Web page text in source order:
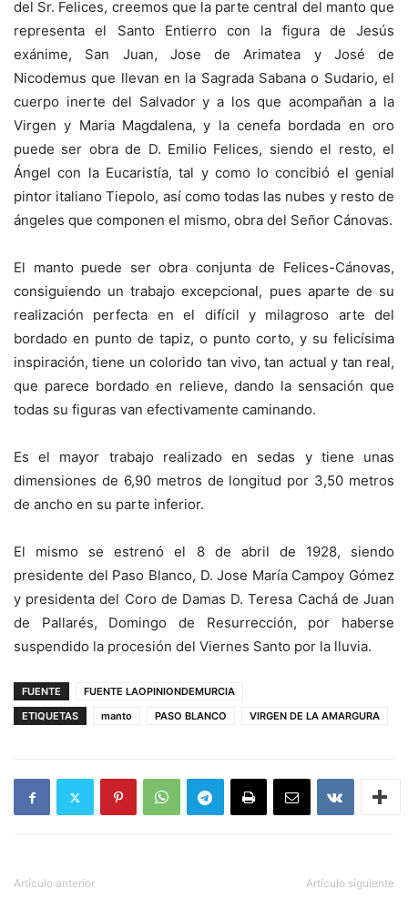
del Sr. Felices, creemos que la parte central del manto que
representa el Santo Entierro con la figura de Jesús
exánime, San Juan, Jose de Arimatea y José de
Nicodemus que llevan en la Sagrada Sabana o Sudario, el
cuerpo inerte del Salvador y a los que acompañan a la
Virgen y Maria Magdalena, y la cenefa bordada en oro
puede ser obra de D. Emilio Felices, siendo el resto, el
Ángel con la Eucaristía, tal y como lo concibió el genial
pintor italiano Tiepolo, así como todas las nubes y resto de
ángeles que componen el mismo, obra del Señor Cánovas.
El manto puede ser obra conjunta de Felices-Cánovas,
consiguiendo un trabajo excepcional, pues aparte de su
realización perfecta en el difícil y milagroso arte del
bordado en punto de tapiz, o punto corto, y su felicísima
inspiración, tiene un colorido tan vivo, tan actual y tan real,
que parece bordado en relieve, dando la sensación que
todas su figuras van efectivamente caminando.
Es el mayor trabajo realizado en sedas y tiene unas
dimensiones de 6,90 metros de longitud por 3,50 metros
de ancho en su parte inferior.
El mismo se estrenó el 8 de abril de 1928, siendo
presidente del Paso Blanco, D. Jose María Campoy Gómez
y presidenta del Coro de Damas D. Teresa Cachá de Juan
de Pallarés, Domingo de Resurrección, por haberse
suspendido la procesión del Viernes Santo por la lluvia.
FUENTE
FUENTE LAOPINIONDEMURCIA
ETIQUETAS
manto PASO BLANCO VIRGEN DE LA AMARGURA
Artículo anterior Artículo siguiente